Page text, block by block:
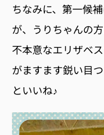
ちなみに、第一候
が、うりちゃんの
不本意なエリザベ
がますます鋭い目
といいね♪